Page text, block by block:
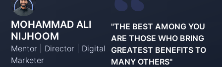
MOHAMMAD ALI
NIJHOOM
Mentor | Director | Digital
Marketer
"THE BEST AMONG YOU
ARE THOSE WHO BRING
GREATEST BENEFITS TO
MANY OTHERS"